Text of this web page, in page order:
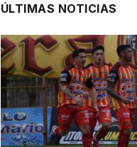
ÚLTIMAS NOTICIAS